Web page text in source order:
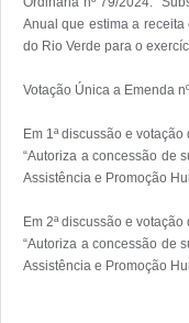
Anual que estima a
do Rio Verde para o
Votação Única a Emenda
Em 1ª discussão e
“Autoriza a concessão de
Assistência e Promoção
Em 2ª discussão e
“Autoriza a concessão de
Assistência e Promoção